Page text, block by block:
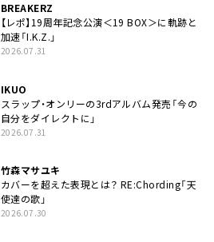
BREAKERZ
【レポ】19周年記念公演＜19 BOX＞に軌跡と
加速「I.K.Z.」
2026.07.31
IKUO
スラップ・オンリーの3rdアルバム発売「今の
自分をダイレクトに」
2026.07.31
竹森マサユキ
カバーを超えた表現とは？ RE:Chording「天
使達の歌」
2026.07.30